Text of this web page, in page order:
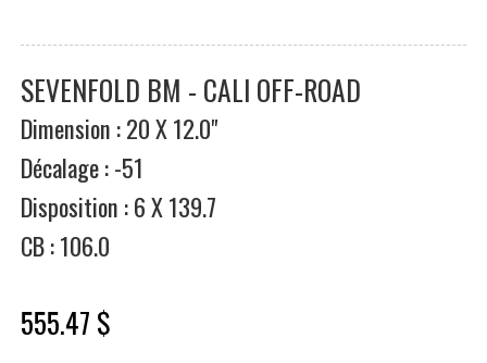
SEVENFOLD BM - CALI OFF-ROAD
Dimension : 20 X 12.0"
Décalage : -51
Disposition : 6 X 139.7
CB : 106.0
555.47 $